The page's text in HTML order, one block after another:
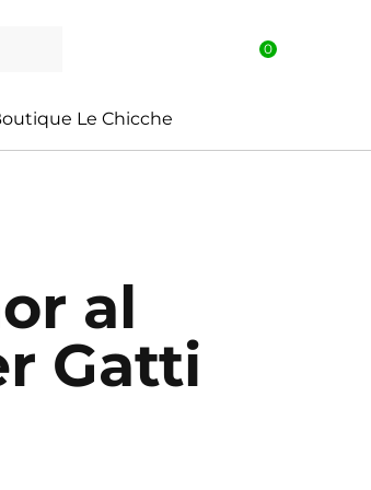
0
Le Chicche
al
Gatti